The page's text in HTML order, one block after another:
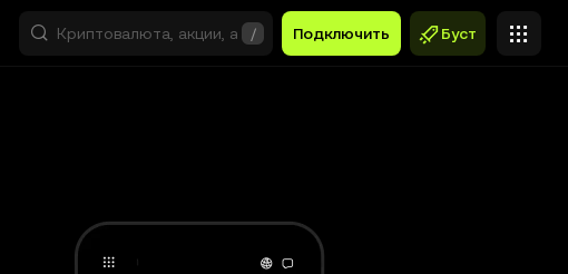
/ Подключить Буст